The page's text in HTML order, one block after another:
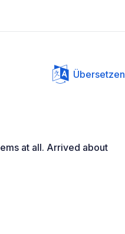
Übersetzen
at all. Arrived about